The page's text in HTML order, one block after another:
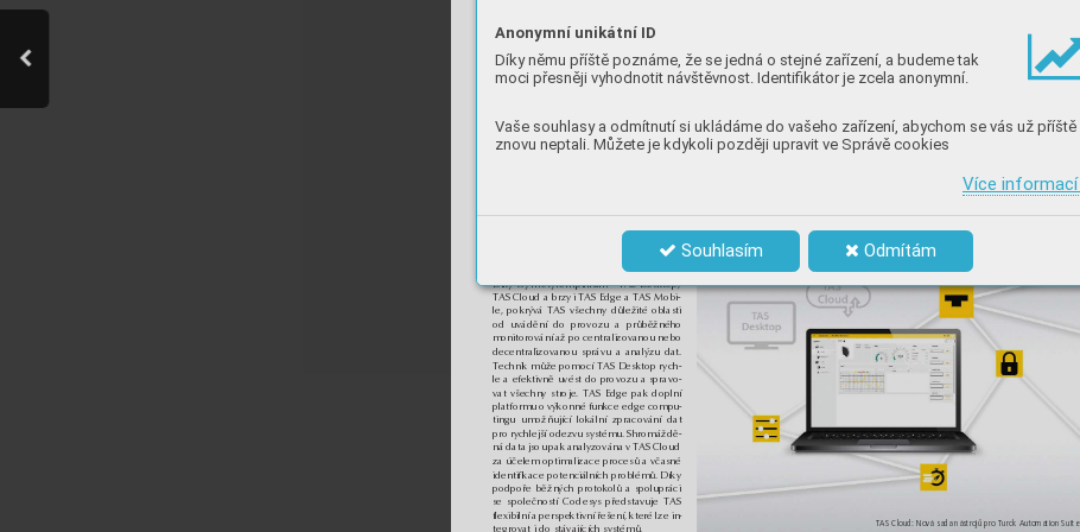
Anonymní unikátní ID
Díky němu příště poznáme, že se jedná o stejné zařízení, a budeme tak
moci přesněji vyhodnotit návštěvnost. Identifikátor je zcela anonymní.
Vaše souhlasy a odmítnutí si ukládáme do vašeho zařízení, abychom se vás už příště
znovu neptali. Můžete je kdykoli později upravit ve Správě cookies
Více informací
Souhlasím Odmítám
Díky svým čtyřem pilířům – TAS Desktop,
TAS Cloud a brzy i TAS Edge a TAS Mobi-
le, pokrývá TAS všechny důležité oblasti
od uvádění do provozu a průběžného
monitorování až po centralizovanou nebo
decentralizovanou správu a analýzu dat.
Technik může pomocí TAS Desktop rych-
le a efektivně uvést do provozu a spravo-
vat všechny stroje. TAS Edge pak doplní
platformu o výkonné funkce edge compu-
tingu umožňující lokální zpracování dat
pro rychlejší odezvu systému. Shromáždě-
ná data jsou pak analyzována v TAS Cloud
za účelem optimalizace procesů a včasné
identifikace potenciálních problémů. Díky
podpoře běžných protokolů a spolupráci
se společností Codesys představuje TAS
flexibilní a perspektivní řešení, které lze in-
TAS Cloud: Nová sada nástrojů pro Turck Automation Suite